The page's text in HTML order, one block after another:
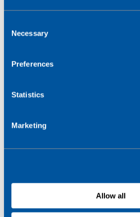
Necessary
Preferences
Statistics
Marketing
Allow all
locatie binnen het museum of
Voorbeeld:In een
De toekomst van reizen:
en persoonlijker